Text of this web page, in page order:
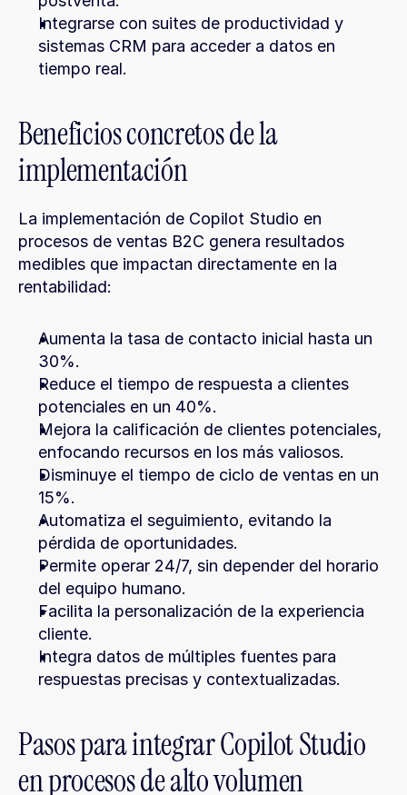
Integrarse con suites de productividad y
sistemas CRM para acceder a datos en
tiempo real.
Beneficios concretos de la
implementación
La implementación de Copilot Studio en
procesos de ventas B2C genera resultados
medibles que impactan directamente en la
rentabilidad:
Aumenta la tasa de contacto inicial hasta un
30%.
Reduce el tiempo de respuesta a clientes
potenciales en un 40%.
Mejora la calificación de clientes potenciales,
enfocando recursos en los más valiosos.
Disminuye el tiempo de ciclo de ventas en un
15%.
Automatiza el seguimiento, evitando la
pérdida de oportunidades.
Permite operar 24/7, sin depender del horario
del equipo humano.
Facilita la personalización de la experiencia
cliente.
Integra datos de múltiples fuentes para
respuestas precisas y contextualizadas.
Pasos para integrar Copilot Studio
en procesos de alto volumen